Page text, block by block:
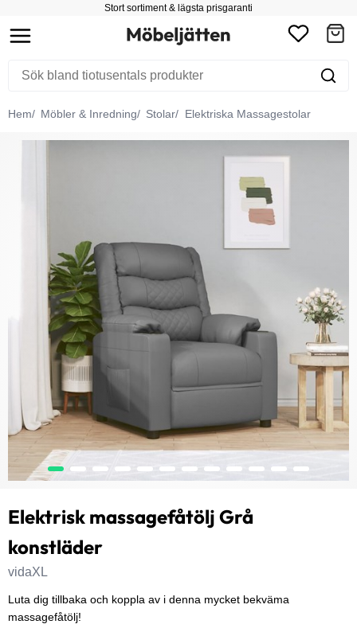
Stort sortiment & lägsta prisgaranti
Hem Möbler & Inredning Stolar Elektriska Massagestolar
Elektrisk massagefåtölj Grå
konstläder
vidaXL
Luta dig tillbaka och koppla av i denna mycket bekväma
massagefåtölj!